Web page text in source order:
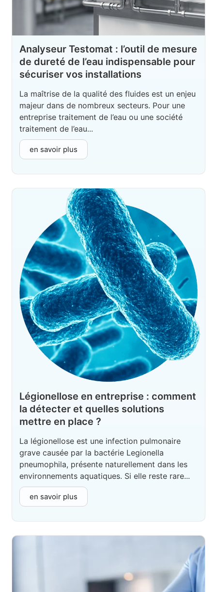
Analyseur Testomat : l’outil de mesure
de dureté de l’eau indispensable pour
sécuriser vos installations
La maîtrise de la qualité des fluides est un enjeu
majeur dans de nombreux secteurs. Pour une
entreprise traitement de l’eau ou une société
traitement de l’eau...
en savoir plus
Légionellose en entreprise : comment
la détecter et quelles solutions
mettre en place ?
La légionellose est une infection pulmonaire
grave causée par la bactérie Legionella
pneumophila, présente naturellement dans les
environnements aquatiques. Si elle reste rare...
en savoir plus